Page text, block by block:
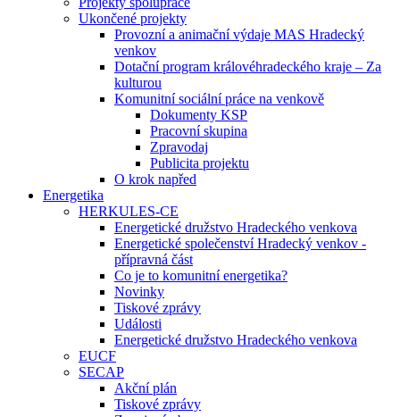
Ukončené projekty
Provozní a animační výdaje MAS Hradecký
venkov
Dotační program královéhradeckého kraje – Za
kulturou
Komunitní sociální práce na venkově
Dokumenty KSP
Pracovní skupina
Zpravodaj
Publicita projektu
O krok napřed
Energetika
HERKULES-CE
Energetické družstvo Hradeckého venkova
Energetické společenství Hradecký venkov -
přípravná část
Co je to komunitní energetika?
Novinky
Tiskové zprávy
Události
Energetické družstvo Hradeckého venkova
EUCF
SECAP
Akční plán
Tiskové zprávy